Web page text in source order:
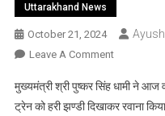
Uttarakhand News
October 21, 2024
Leave A CommentOn
ने
वर्चुअल
मुख्यमंत्री श्री पुष्कर सिंह धामी ने
ट्रेन को हरी झण्डी दिखाकर रवाना